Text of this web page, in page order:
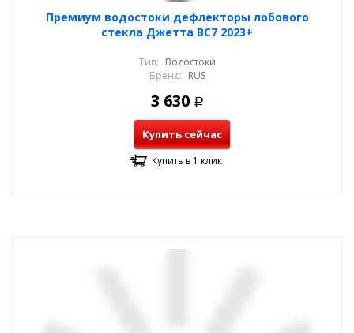
Премиум водостоки дефлекторы лобового
стекла Джетта ВС7 2023+
Тип: Водостоки
Бренд: RUS
3 630 Р
Купить сейчас
Купить в 1 клик